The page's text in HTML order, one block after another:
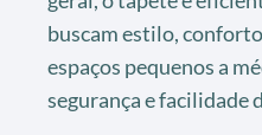
buscam estilo,
espaços pequenos a
segurança e facilidade